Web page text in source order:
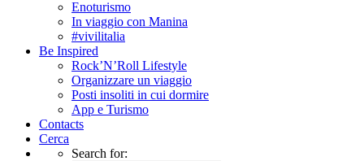
Enoturismo
In viaggio con Manina
#vivilitalia
Be Inspired
Rock’N’Roll Lifestyle
Organizzare un viaggio
Posti insoliti in cui dormire
App e Turismo
Contacts
Cerca
Search for: